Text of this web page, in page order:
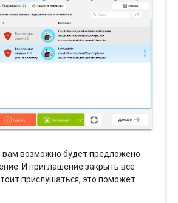
вам возможно будет предложено
И приглашение закрыть все
прислушаться, это поможет.